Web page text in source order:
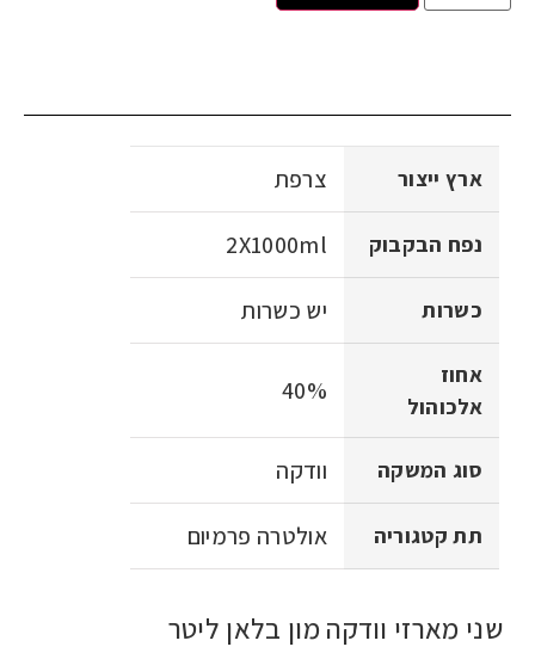
ארץ ייצור צרפת
נפח הבקבוק 2X1000ml
כשרות יש כשרות
אחוז
אלכוהול
40%
סוג המשקה וודקה
תת קטגוריה אולטרה פרמיום
שני מארזי וודקה מון בלאן ליטר